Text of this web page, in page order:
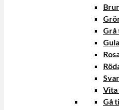
Grå
Gå